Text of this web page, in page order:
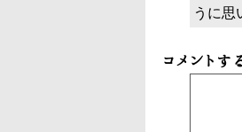
うに思
コメントす